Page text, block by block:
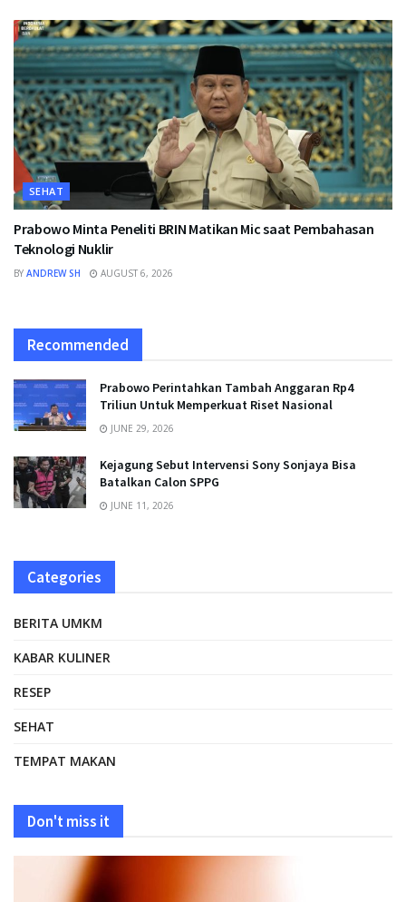
SEHAT
Prabowo Minta Peneliti BRIN Matikan Mic saat Pembahasan
Teknologi Nuklir
BY ANDREW SH AUGUST 6, 2026
Recommended
Prabowo Perintahkan Tambah Anggaran Rp4
Triliun Untuk Memperkuat Riset Nasional
JUNE 29, 2026
Kejagung Sebut Intervensi Sony Sonjaya Bisa
Batalkan Calon SPPG
JUNE 11, 2026
Categories
BERITA UMKM
KABAR KULINER
RESEP
SEHAT
TEMPAT MAKAN
Don't miss it